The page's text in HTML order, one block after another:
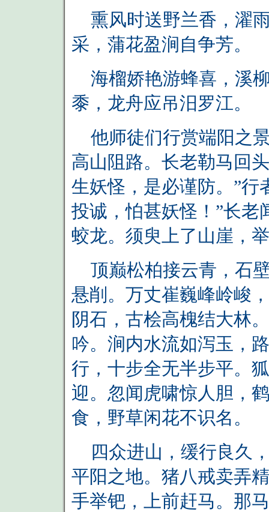
熏风时送野兰香，濯
采，蒲花盈涧自争芳。
海榴娇艳游蜂喜，溪
黍，龙舟应吊汨罗江。
他师徒们行赏端阳之
高山阻路。长老勒马回
生妖怪，是必谨防。”行
投诚，怕甚妖怪！”长老
蛟龙。须臾上了山崖，
顶巅松柏接云青，石
悬削。万丈崔巍峰岭峻
阴石，古桧高槐结大林
吟。涧内水流如泻玉，
行，十步全无半步平。
迎。忽闻虎啸惊人胆，
食，野草闲花不识名。
四众进山，缓行良久
平阳之地。猪八戒卖弄
手举钯，上前赶马。那